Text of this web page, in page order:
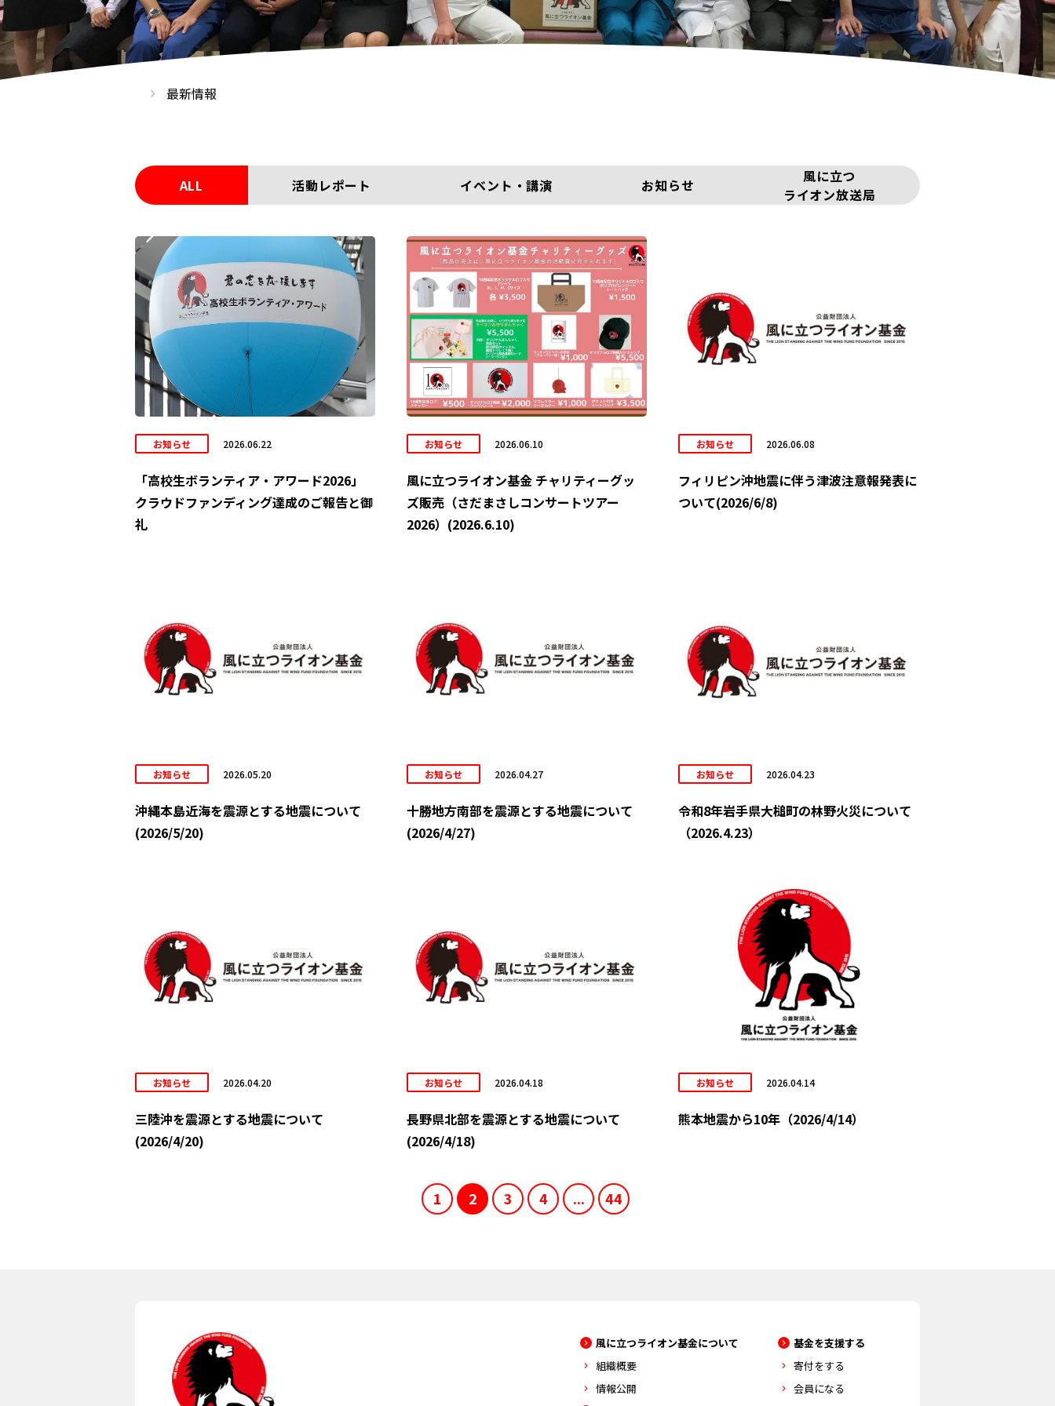
最新情報
ALL 活動レポート イベント・講演 お知らせ
風に立つ
ライオン放送局
お知らせ 2026.06.22
「高校生ボランティア・アワード2026」
クラウドファンディング達成のご報告と御
礼
お知らせ 2026.06.10
風に立つライオン基金 チャリティーグッ
ズ販売（さだまさしコンサートツアー
2026）(2026.6.10)
お知らせ 2026.06.08
フィリピン沖地震に伴う津波注意報発表に
ついて(2026/6/8)
お知らせ 2026.05.20
沖縄本島近海を震源とする地震について
(2026/5/20)
お知らせ 2026.04.27
十勝地方南部を震源とする地震について
(2026/4/27)
お知らせ 2026.04.23
令和8年岩手県大槌町の林野火災について
（2026.4.23）
お知らせ 2026.04.20
三陸沖を震源とする地震について
(2026/4/20)
お知らせ 2026.04.18
長野県北部を震源とする地震について
(2026/4/18)
お知らせ 2026.04.14
熊本地震から10年（2026/4/14）
1 2 3 4 ... 44
風に立つライオン基金について
組織概要
情報公開
基金を支援する
寄付をする
会員になる